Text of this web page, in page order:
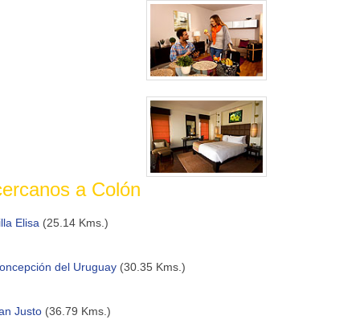
a Colón
Elisa (25.14 Kms.)
del Uruguay (30.35 Kms.)
Justo (36.79 Kms.)